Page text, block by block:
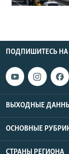
ПОДПИШИТЕСЬ НА
ВЫХОДНЫЕ
ОСНОВНЫЕ
СТРАНЫ РЕГИОНА